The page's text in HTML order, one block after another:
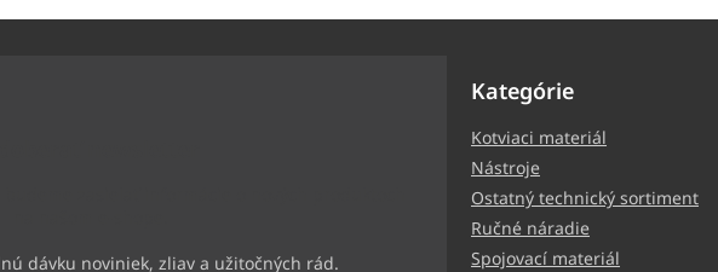
Kategórie
Kotviaci materiál
Nástroje
Ostatný technický sortiment
Ručné náradie
Spojovací materiál